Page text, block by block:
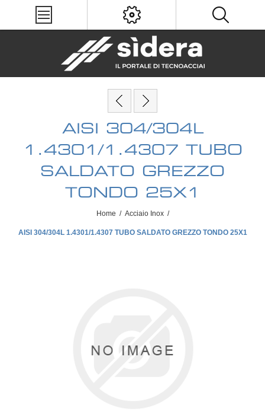
AISI 304/304L
1.4301/1.4307 TUBO
SALDATO GREZZO
TONDO 25X1
Home / Acciaio Inox /
AISI 304/304L 1.4301/1.4307 TUBO SALDATO GREZZO TONDO 25X1